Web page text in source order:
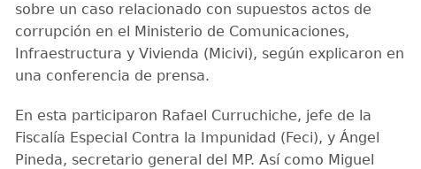
sobre un caso relacionado con supuestos actos de
corrupción en el Ministerio de Comunicaciones,
Infraestructura y Vivienda (Micivi), según explicaron en
una conferencia de prensa.
En esta participaron Rafael Curruchiche, jefe de la
Fiscalía Especial Contra la Impunidad (Feci), y Ángel
Pineda, secretario general del MP. Así como Miguel